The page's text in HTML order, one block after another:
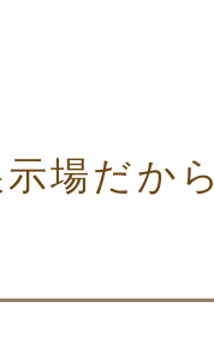
場だか